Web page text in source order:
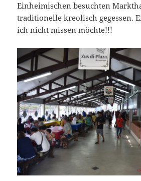
Einheimischen besuchten
traditionelle kreolisch gegessen.
ich nicht missen möchte!!!